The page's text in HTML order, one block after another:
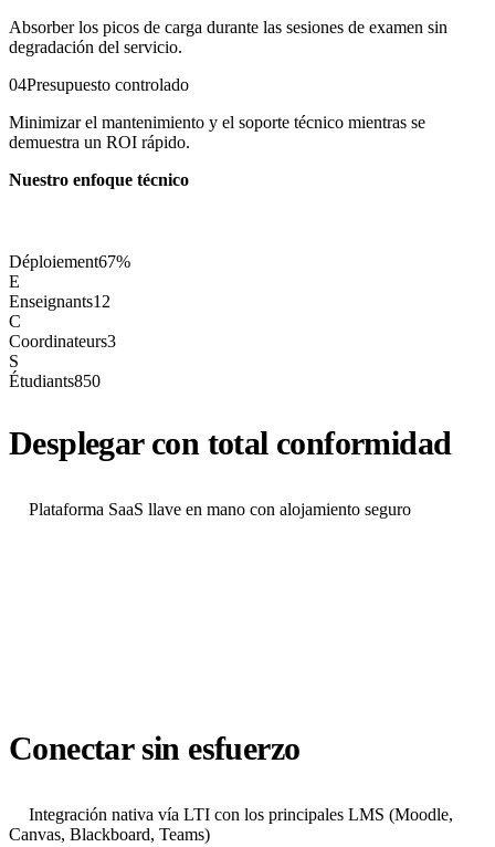
Absorber los picos de carga durante las sesiones de examen sin
degradación del servicio.
04Presupuesto controlado
Minimizar el mantenimiento y el soporte técnico mientras se
demuestra un ROI rápido.
Nuestro enfoque técnico
Déploiement67%
E
Enseignants12
C
Coordinateurs3
S
Étudiants850
Desplegar con total conformidad
Plataforma SaaS llave en mano con alojamiento seguro
Conectar sin esfuerzo
Integración nativa vía LTI con los principales LMS (Moodle,
Canvas, Blackboard, Teams)